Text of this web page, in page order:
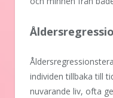
individen tillbaka till
nuvarande liv, ofta